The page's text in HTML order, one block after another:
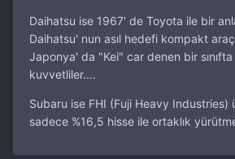
Daihatsu ise 1967' de Toyota ile bir
Daihatsu' nun asıl hedefi kompakt
Japonya' da "Kei" car denen bir
kuvvetliler....
Subaru ise FHI (Fuji Heavy Industries)
sadece %16,5 hisse ile ortaklık